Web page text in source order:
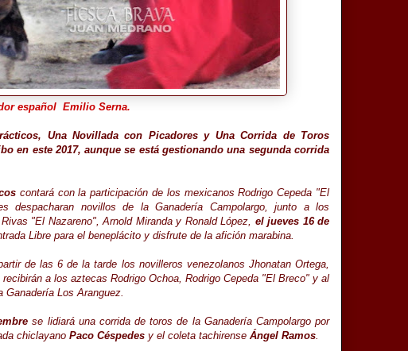
español Emilio Serna.
Una Novillada con Picadores y Una Corrida de Toros
en este 2017, aunque se está gestionando una segunda corrida
contará con la participación de los mexicanos Rodrigo Cepeda "El
despacharan novillos de la Ganadería Campolargo, junto a los
"El Nazareno", Arnold Miranda y Ronald López, el jueves 16 de
Libre para el beneplácito y disfrute de la afición marabina.
de las 6 de la tarde los novilleros venezolanos Jhonatan Ortega,
a los aztecas Rodrigo Ochoa, Rodrigo Cepeda "El Breco" y al
Ganadería Los Aranguez.
se lidiará una corrida de toros de la Ganadería Campolargo por
chiclayano Paco Céspedes y el coleta tachirense Ángel Ramos.